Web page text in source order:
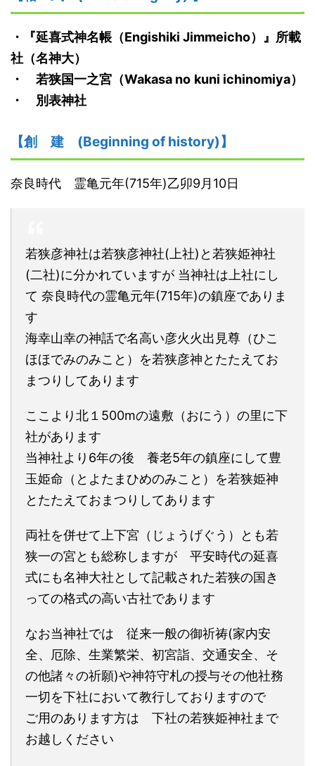
・ 『延喜式神名帳 （Engishiki Jimmeicho） 』 所載
社 （名神大）
・ 若狭国一之宮 （Wakasa no kuni ichinomiya）
・ 別表神社
【創 建 (Beginning of history)】
奈良時代 霊亀元年(715年)乙卯9月10日
若狭彦神社は若狭彦神社(上社)と若狭姫神社
(二社)に分かれていますが 当神社は上社にし
て 奈良時代の霊亀元年(715年)の鎮座でありま
す
海幸山幸の神話で名高い彦火火出見尊（ひこ
ほほでみのみこと）を若狭彦神とたたえてお
まつりしてあります
ここより北１500mの遠敷（おにう）の里に下
社があります
当神社より6年の後 養老5年の鎮座にして豊
玉姫命（とよたまひめのみこと）を若狭姫神
とたたえておまつりしてあります
両社を併せて上下宮（じょうげぐう）とも若
狭一の宮とも総称しますが 平安時代の延喜
式にも名神大社として記載された若狭の国き
っての格式の高い古社であります
なお当神社では 従来一般の御祈祷(家内安
全、厄除、生業繁栄、初宮詣、交通安全、そ
の他諸々の祈願)や神符守札の授与その他社務
一切を下社において教行しておりますので
ご用のあります方は 下社の若狭姫神社まで
お越しください